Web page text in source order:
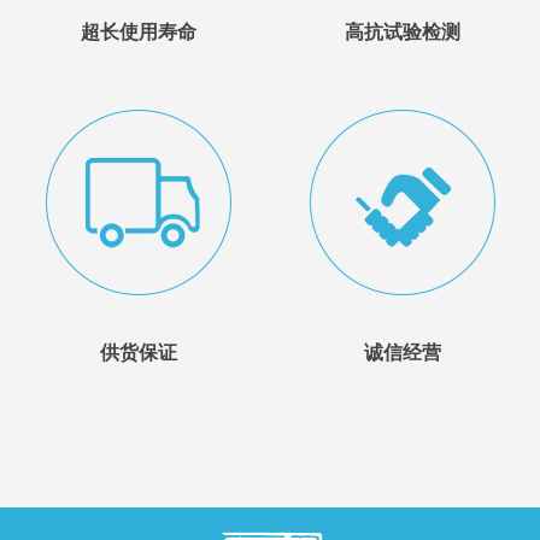
超长使用寿命 高抗试验检测
供货保证 诚信经营